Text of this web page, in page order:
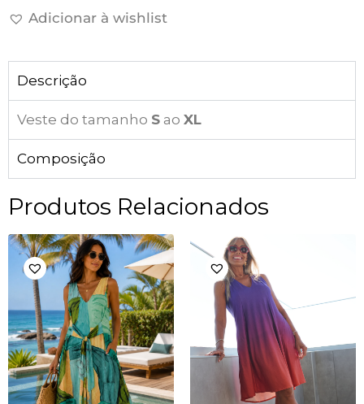
Adicionar à wishlist
Descrição
Veste do tamanho S ao XL
Composição
Produtos Relacionados